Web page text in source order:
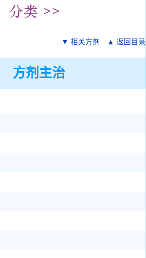
▼ 相关方剂 ▲ 返回目录
方剂主治